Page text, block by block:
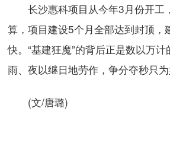
长沙惠科项目从今年3月份开工
算，项目建设5个月全部达到封顶，
快。“基建狂魔”的背后正是数以万
雨、夜以继日地劳作，争分夺秒只为
(文/唐璐)